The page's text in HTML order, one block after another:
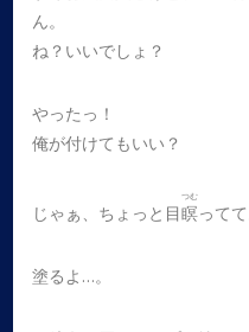
ん。
ね？いいでしょ？
やったっ！
俺が付けてもいい？
じゃぁ、ちょっと目瞑
つむ
ってて
塗るよ…。